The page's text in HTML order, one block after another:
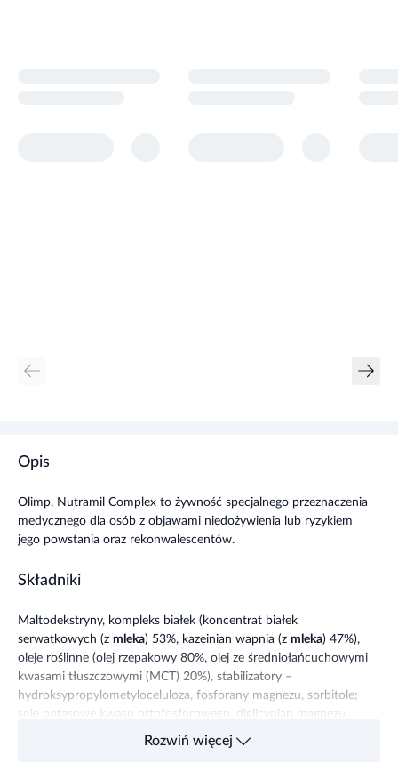
Opis
Olimp, Nutramil Complex to żywność specjalnego przeznaczenia
medycznego dla osób z objawami niedożywienia lub ryzykiem
jego powstania oraz rekonwalescentów.
Składniki
Maltodekstryny, kompleks białek (koncentrat białek
serwatkowych (z mleka) 53%, kazeinian wapnia (z mleka) 47%),
oleje roślinne (olej rzepakowy 80%, olej ze średniołańcuchowymi
kwasami tłuszczowymi (MCT) 20%), stabilizatory –
hydroksypropylometyloceluloza, fosforany magnezu, sorbitole;
sole potasowe kwasu ortofosforowego, diglicynian magnezu,
aromaty, chlorek sodu, emulgator – lecytyny (z soi); cytrynian
sodu, kwas L-askorbinowy – wit. C, diglicynian cynku, diglicynian
Rozwiń więcej